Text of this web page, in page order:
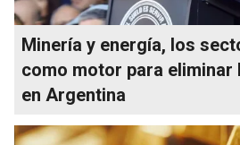
Minería y energía, los
como motor para eliminar
en Argentina